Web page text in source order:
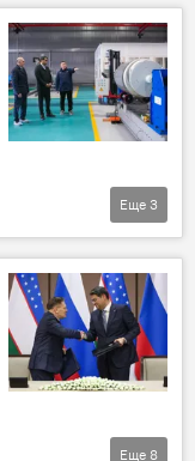
Еще 3
Еще 8